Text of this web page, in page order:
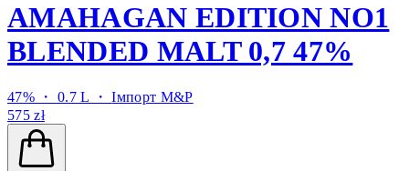
AMAHAGAN EDITION NO1
BLENDED MALT 0,7 47%
47% ・ 0.7 L ・Імпорт M&P
575 zł